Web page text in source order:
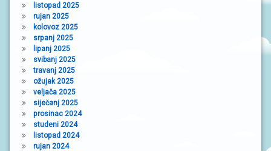
listopad 2025
rujan 2025
kolovoz 2025
srpanj 2025
lipanj 2025
svibanj 2025
travanj 2025
ožujak 2025
veljača 2025
siječanj 2025
prosinac 2024
studeni 2024
listopad 2024
rujan 2024